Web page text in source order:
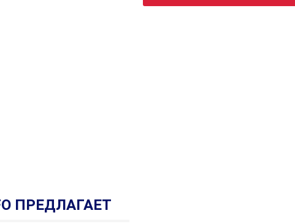
ПРЕДЛАГАЕТ